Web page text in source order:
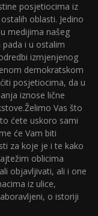
posjetiocima iz
oblasti. Jedino
medijima našeg
i u ostalim
izmjenjenog
demokratskom
posjetiocima, da u
iznose lične
Vas što
ćete uskoro sami
će Vam biti
za koje je i te kako
oblicima
objavljivati, ali i one
iz ulice,
o istoriji